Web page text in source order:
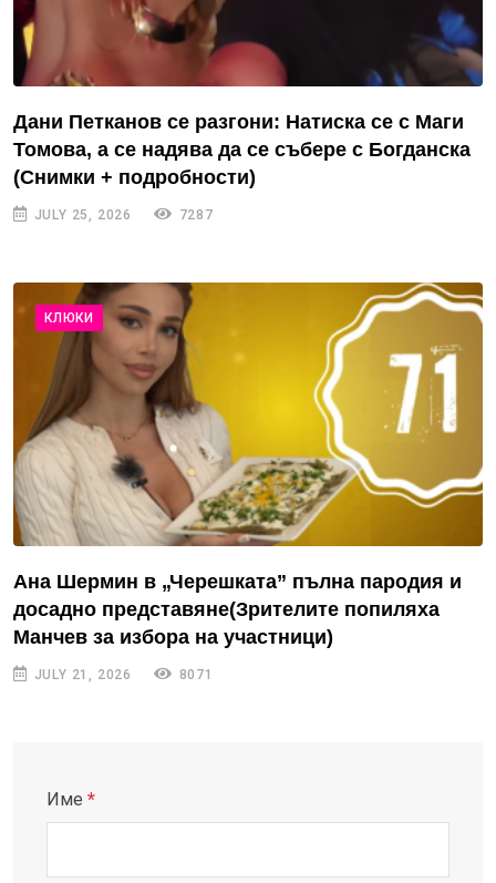
Дани Петканов се разгони: Натиска се с Маги
Томова, а се надява да се събере с Богданска
(Снимки + подробности)
JULY 25, 2026 7287
КЛЮКИ
Ана Шермин в „Черешката” пълна пародия и
досадно представяне(Зрителите попиляха
Манчев за избора на участници)
JULY 21, 2026 8071
Име *